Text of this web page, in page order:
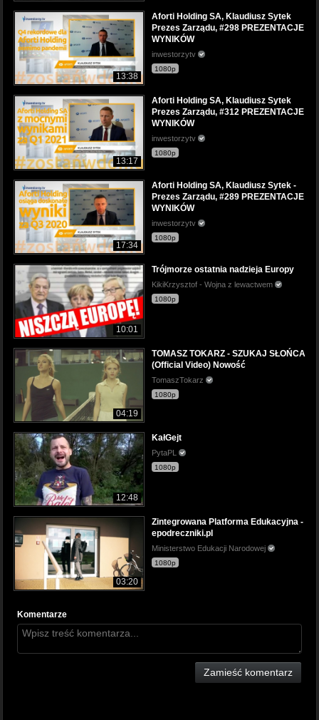
13:38
Aforti Holding SA, Klaudiusz Sytek
Prezes Zarządu, #298 PREZENTACJE
WYNIKÓW
inwestorzytv
1080p
13:17
Aforti Holding SA, Klaudiusz Sytek
Prezes Zarządu, #312 PREZENTACJE
WYNIKÓW
inwestorzytv
1080p
17:34
Aforti Holding SA, Klaudiusz Sytek -
Prezes Zarządu, #289 PREZENTACJE
WYNIKÓW
inwestorzytv
1080p
10:01
Trójmorze ostatnia nadzieja Europy
KikiKrzysztof - Wojna z lewactwem
1080p
04:19
TOMASZ TOKARZ - SZUKAJ SŁOŃCA
(Official Video) Nowość
TomaszTokarz
1080p
12:48
KałGejt
PytaPL
1080p
03:20
Zintegrowana Platforma Edukacyjna -
epodreczniki.pl
Ministerstwo Edukacji Narodowej
1080p
Komentarze
Zamieść komentarz